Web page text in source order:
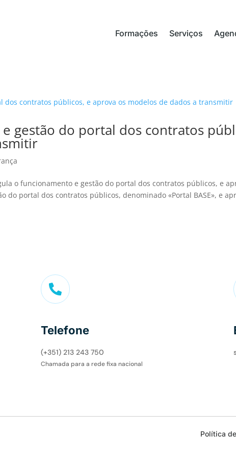
Formações Serviços
gestão do portal dos contratos
o funcionamento e gestão do portal dos contratos públicos, e
do portal dos contratos públicos, denominado «Portal BASE», e

Telefone
(+351) 213 243 750
Chamada para a rede fixa nacional
Política